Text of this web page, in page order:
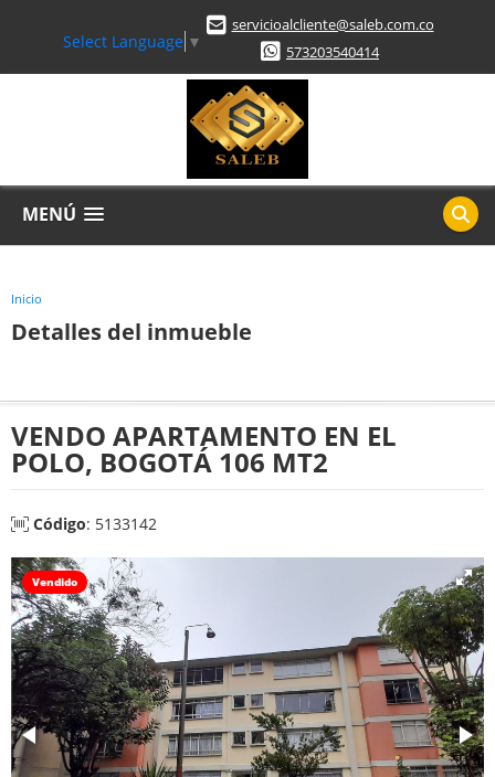
Select Language ▼
servicioalcliente@saleb.com.co
573203540414
MENÚ
Inicio
Detalles del inmueble
VENDO APARTAMENTO EN EL
POLO, BOGOTÁ 106 MT2
Código: 5133142
Vendido